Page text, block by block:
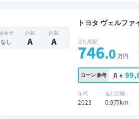
トヨタ ヴェルファイア Z プレミア 禁煙車 整備記録
クルーズ スマート
ダー 衝突軽減 7人乗
金歴
なし
外装
A
内装
A 支払総額
746.0 万円
ローン参考 月々
年式
2023
走行距離
0.9万km